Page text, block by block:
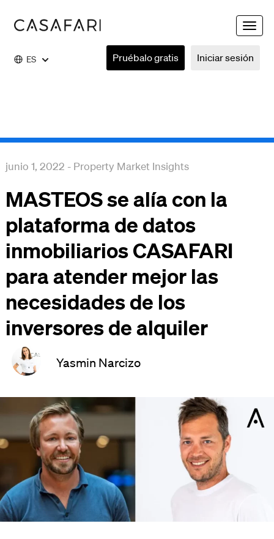
Toggle
ES Iniciar sesión
Pruébalo gratis
junio 1, 2022 - Property Market Insights
MASTEOS se alía con la
plataforma de datos
inmobiliarios CASAFARI
para atender mejor las
necesidades de los
inversores de alquiler
Yasmin Narcizo